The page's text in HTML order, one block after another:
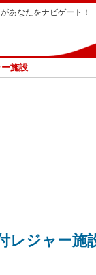
あなたをナビゲート！
施設
レジャー施